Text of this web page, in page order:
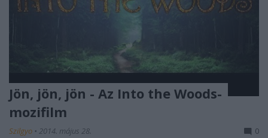
Jön, jön, jön - Az Into the Woods-
mozifilm
Szilgyo • 2014. május 28. 0